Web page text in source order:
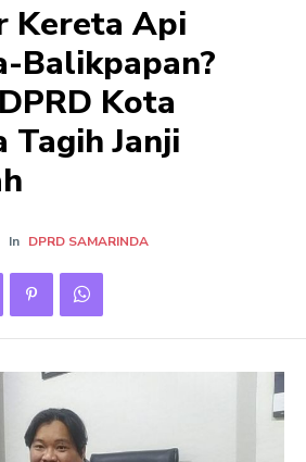
Kereta Api
Balikpapan?
Kota
Tagih Janji
In DPRD SAMARINDA